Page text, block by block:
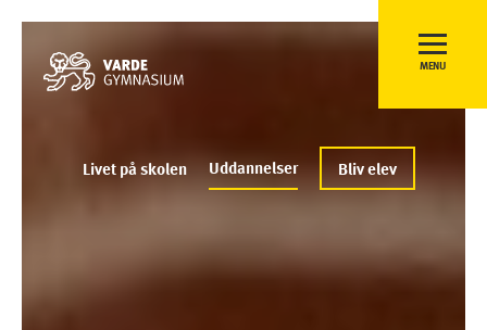
Livet på skolen Uddannelser Bliv elev
MENU